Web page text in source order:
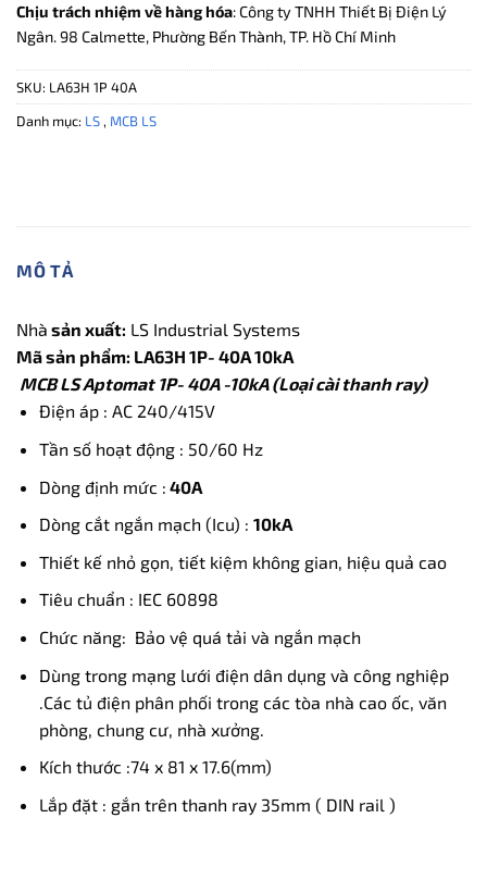
Chịu trách nhiệm về hàng hóa: Công ty TNHH Thiết Bị Điện Lý
Ngân. 98 Calmette, Phường Bến Thành, TP. Hồ Chí Minh
SKU: LA63H 1P 40A
Danh mục: LS , MCB LS
MÔ TẢ
Nhà sản xuất: LS Industrial Systems
Mã sản phẩm: LA63H 1P- 40A 10kA
MCB LS Aptomat 1P- 40A -10kA (Loại cài thanh ray)
Điện áp : AC 240/415V
Tần số hoạt động : 50/60 Hz
Dòng định mức : 40A
Dòng cắt ngắn mạch (Icu) : 10kA
Thiết kế nhỏ gọn, tiết kiệm không gian, hiệu quả cao
Tiêu chuẩn : IEC 60898
Chức năng: Bảo vệ quá tải và ngắn mạch
Dùng trong mạng lưới điện dân dụng và công nghiệp
.Các tủ điện phân phối trong các tòa nhà cao ốc, văn
phòng, chung cư, nhà xưởng.
Kích thước :74 x 81 x 17.6(mm)
Lắp đặt : gắn trên thanh ray 35mm ( DIN rail )